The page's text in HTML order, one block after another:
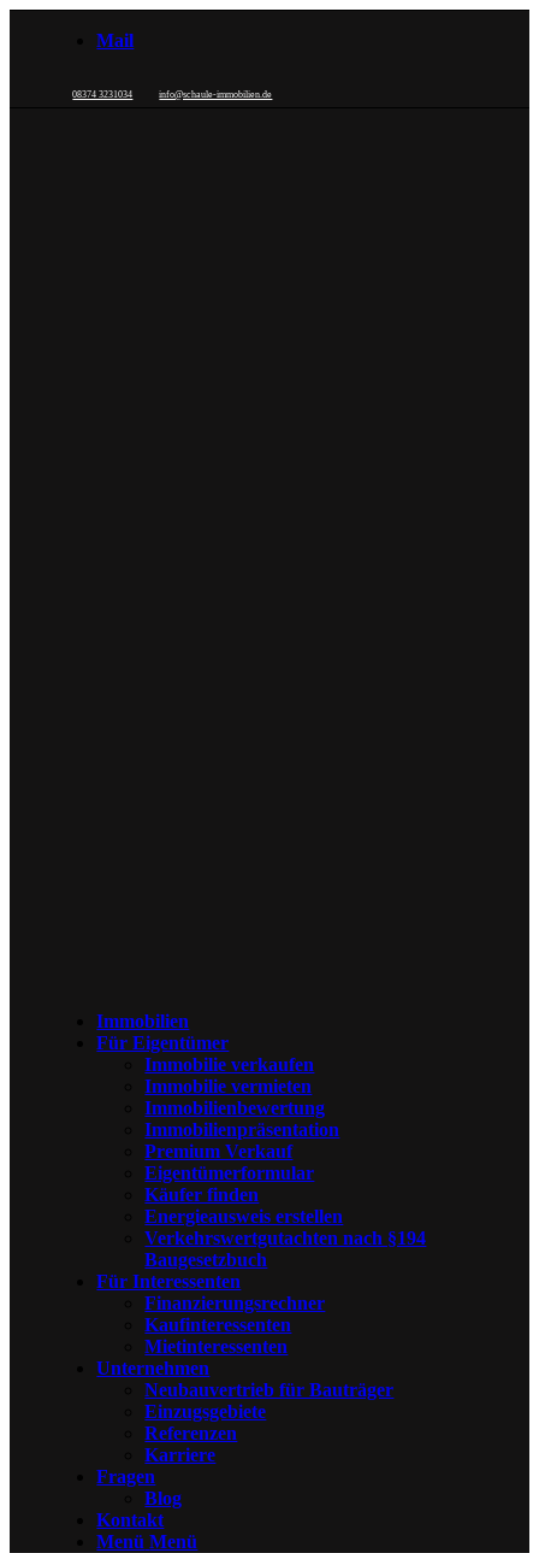
Mail
08374 3231034 info@schaule-immobilien.de
Immobilien
Für Eigentümer
Immobilie verkaufen
Immobilie vermieten
Immobilienbewertung
Immobilienpräsentation
Premium Verkauf
Eigentümerformular
Käufer finden
Energieausweis erstellen
Verkehrswertgutachten nach §194
Baugesetzbuch
Für Interessenten
Finanzierungsrechner
Kaufinteressenten
Mietinteressenten
Unternehmen
Neubauvertrieb für Bauträger
Einzugsgebiete
Referenzen
Karriere
Fragen
Blog
Kontakt
Menü Menü